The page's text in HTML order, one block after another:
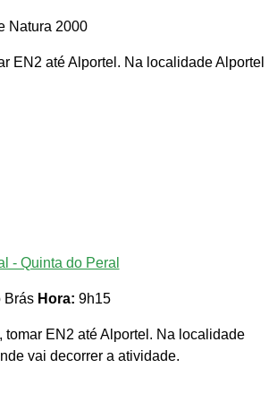
Natura 2000
EN2 até Alportel. Na localidade Alportel
- Quinta do Peral
Brás Hora: 9h15
EN2 até Alportel. Na localidade
vai decorrer a atividade.